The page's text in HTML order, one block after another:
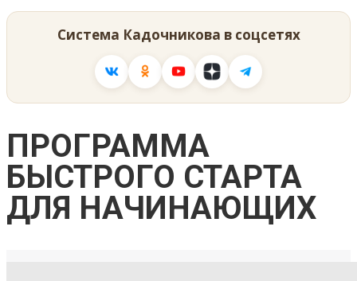
Система Кадочникова в соцсетях
ПРОГРАММА
БЫСТРОГО СТАРТА
ДЛЯ НАЧИНАЮЩИХ